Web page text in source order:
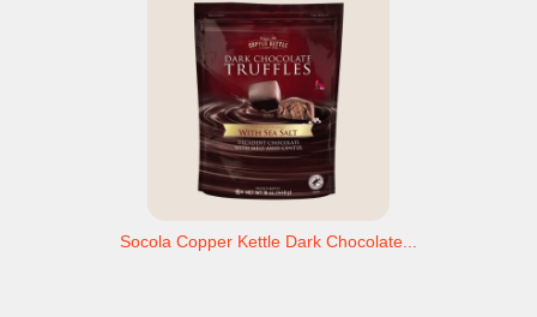
Socola Copper Kettle Dark Chocolate...